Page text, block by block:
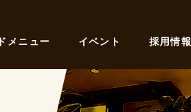
メニュー イベント 採用情報